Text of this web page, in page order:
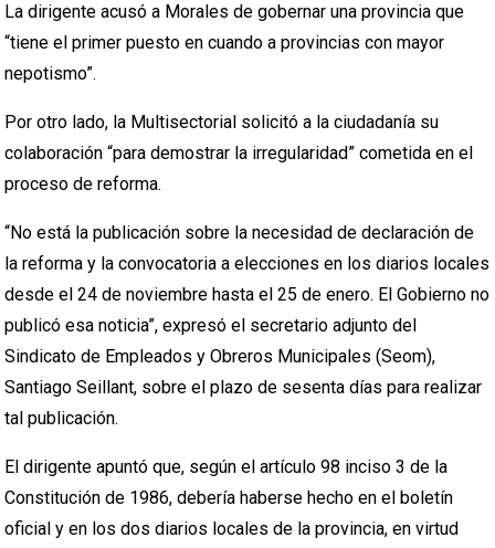
La dirigente acusó a Morales de gobernar una provincia que
“tiene el primer puesto en cuando a provincias con mayor
nepotismo”.
Por otro lado, la Multisectorial solicitó a la ciudadanía su
colaboración “para demostrar la irregularidad” cometida en el
proceso de reforma.
“No está la publicación sobre la necesidad de declaración de
la reforma y la convocatoria a elecciones en los diarios locales
desde el 24 de noviembre hasta el 25 de enero. El Gobierno no
publicó esa noticia”, expresó el secretario adjunto del
Sindicato de Empleados y Obreros Municipales (Seom),
Santiago Seillant, sobre el plazo de sesenta días para realizar
tal publicación.
El dirigente apuntó que, según el artículo 98 inciso 3 de la
Constitución de 1986, debería haberse hecho en el boletín
oficial y en los dos diarios locales de la provincia, en virtud